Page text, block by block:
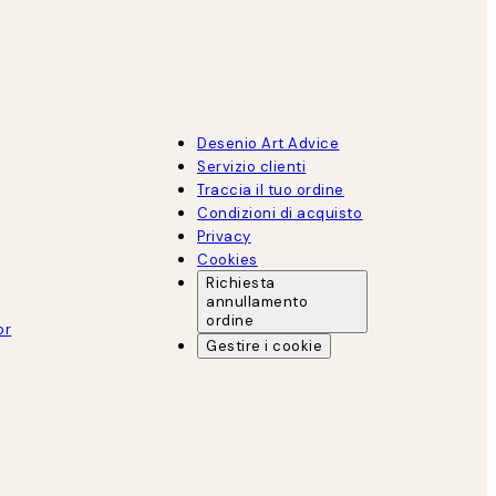
Desenio Art Advice
Servizio clienti
Traccia il tuo ordine
Condizioni di acquisto
Privacy
Cookies
Richiesta
annullamento
ordine
Gestire i cookie